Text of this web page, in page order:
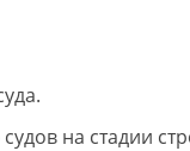
на стадии